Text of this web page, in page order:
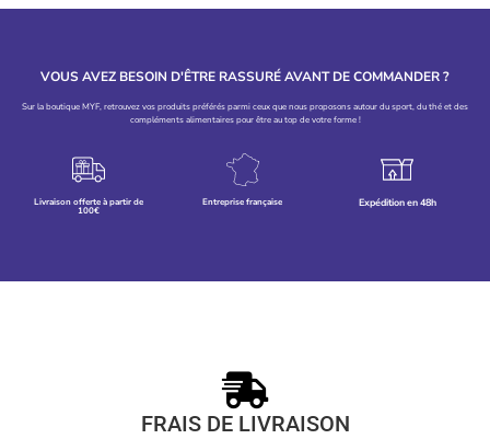
VOUS AVEZ BESOIN D'ÊTRE RASSURÉ AVANT DE COMMANDER ?
Sur la boutique MYF, retrouvez vos produits préférés parmi ceux que nous proposons autour du sport, du thé et des
compléments alimentaires pour être au top de votre forme !
Livraison offerte à partir de
100€
Entreprise française Expédition en 48h
FRAIS DE LIVRAISON